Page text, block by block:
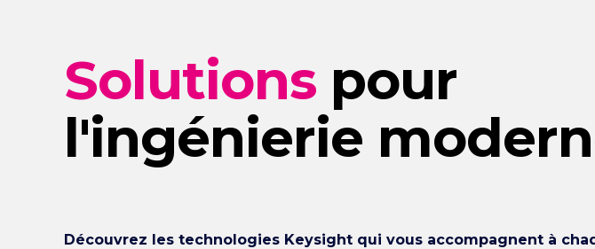
Solutions pour
l'ingénierie
Découvrez les technologies Keysight qui vous accompagnent à